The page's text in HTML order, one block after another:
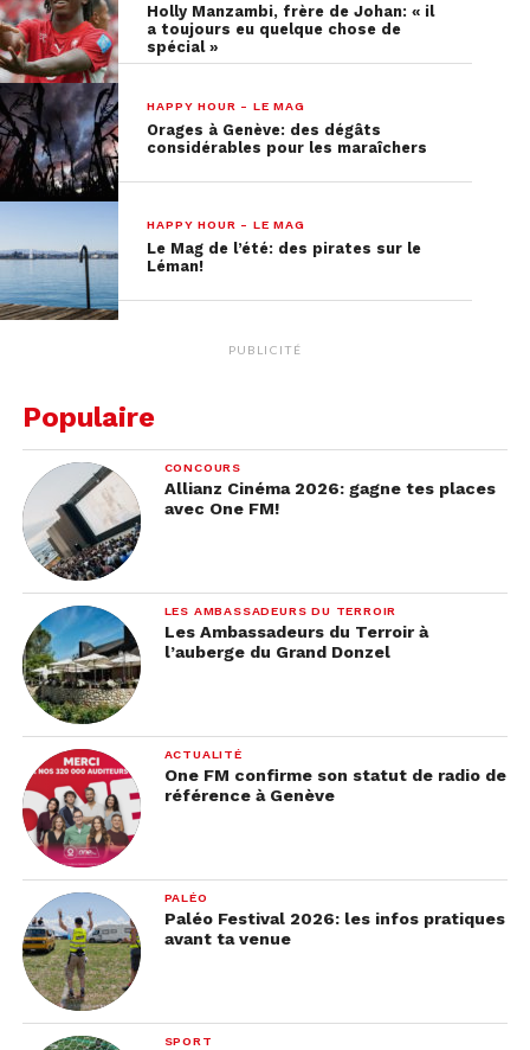
Holly Manzambi, frère de Johan: « il
a toujours eu quelque chose de
spécial »
HAPPY HOUR - LE MAG
Orages à Genève: des dégâts
considérables pour les maraîchers
HAPPY HOUR - LE MAG
Le Mag de l’été: des pirates sur le
Léman!
PUBLICITÉ
Populaire
CONCOURS
Allianz Cinéma 2026: gagne tes places
avec One FM!
LES AMBASSADEURS DU TERROIR
Les Ambassadeurs du Terroir à
l’auberge du Grand Donzel
ACTUALITÉ
One FM confirme son statut de radio de
référence à Genève
PALÉO
Paléo Festival 2026: les infos pratiques
avant ta venue
SPORT